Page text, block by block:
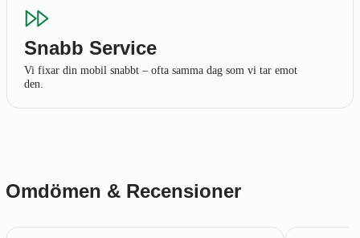
Snabb Service
Vi fixar din mobil snabbt – ofta samma dag som vi tar emot
den.
Omdömen & Recensioner